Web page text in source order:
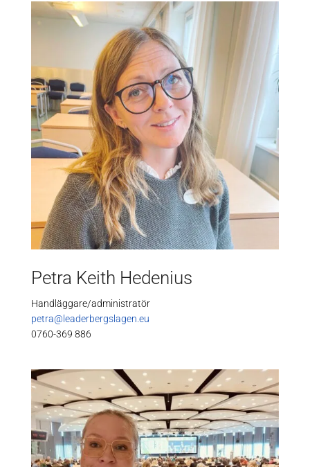
Petra Keith Hedenius
Handläggare/administratör
petra@leaderbergslagen.eu
0760-369 886